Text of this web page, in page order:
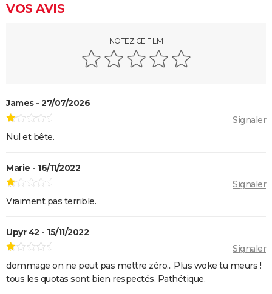
En même temps
L'Origine du monde
OSS 117 3 : que disent les critiques sur le film ?
The French Dispatch : faut-il voir le dernier Wes
Anderson ? Critiques
La Traversée
l'adaptation de la BD culte
VOS AVIS
NOTEZ CE FILM
James - 27/07/2026
Signaler
Nul et bête.
Marie - 16/11/2022
Signaler
Vraiment pas terrible.
Upyr 42 - 15/11/2022
Signaler
dommage on ne peut pas mettre zéro... Plus woke tu meurs !
tous les quotas sont bien respectés. Pathétique.